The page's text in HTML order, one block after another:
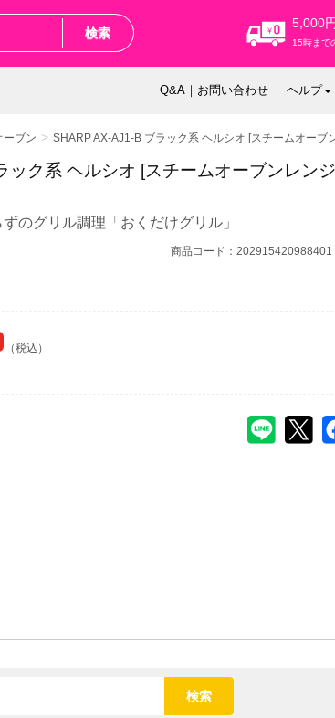
検索
5,000円
15時まで
Q&A｜お問い合わせ ヘルプ
ーブン SHARP AX-AJ1-B ブラック系 ヘルシオ [スチームオーブ
ック系 ヘルシオ [スチームオーブンレン
のグリル調理「おくだけグリル」
商品コード：202915420988401
（税込）
検索